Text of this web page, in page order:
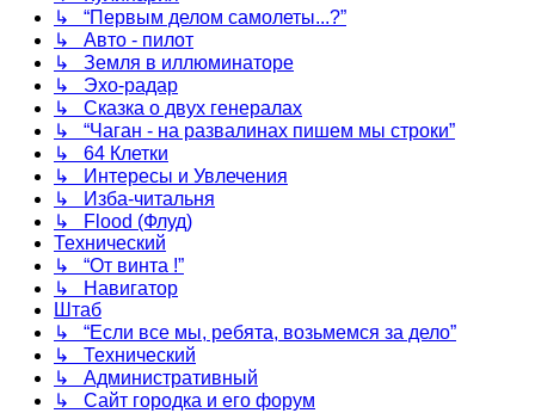
↳ “Первым делом самолеты...?”
↳ Авто - пилот
↳ Земля в иллюминаторе
↳ Эхо-радар
↳ Сказка о двух генералах
↳ “Чаган - на развалинах пишем мы строки”
↳ 64 Клетки
↳ Интересы и Увлечения
↳ Изба-читальня
↳ Flood (Флуд)
Технический
↳ “От винта !”
↳ Навигатор
Штаб
↳ “Если все мы, ребята, возьмемся за дело”
↳ Технический
↳ Административный
↳ Сайт городка и его форум